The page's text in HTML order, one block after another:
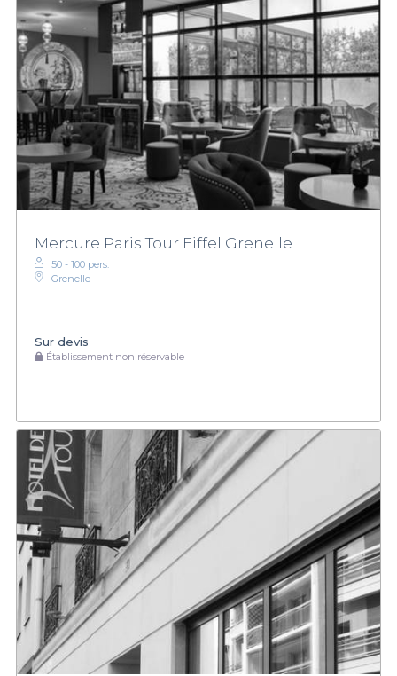
Mercure Paris Tour Eiffel Grenelle
50 - 100 pers.
Grenelle
Sur devis
Établissement non réservable